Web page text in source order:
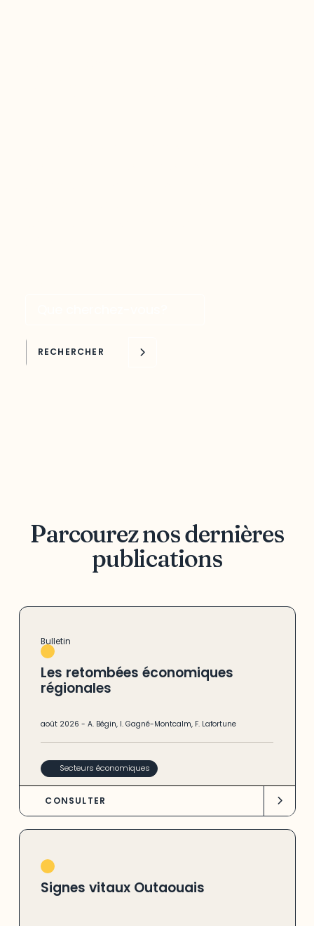
RECHERCHER
Parcourez nos dernières
publications
Bulletin
Les retombées économiques
régionales
août 2026-A. Bégin, I. Gagné-Montcalm, F. Lafortune
Secteurs économiques
CONSULTER
Signes vitaux Outaouais